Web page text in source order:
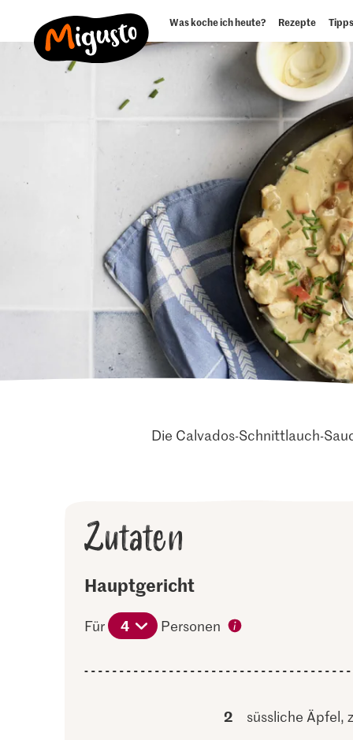
Was koche ich heute? Rezepte
Die Calvados-Schnittlauch-
Zutaten
Hauptgericht
Für 4 Personen
2 süssliche Äpfel,